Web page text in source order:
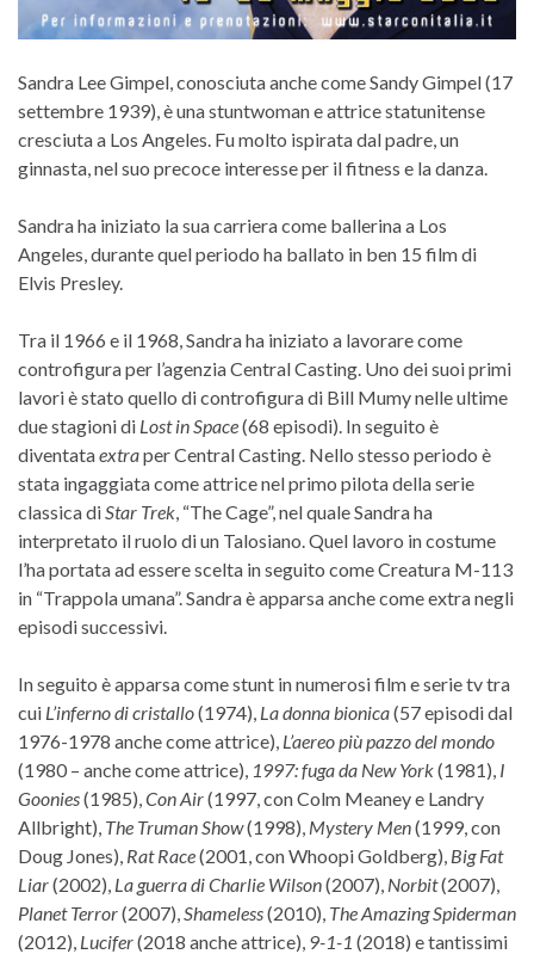
Sandra Lee Gimpel, conosciuta anche come Sandy Gimpel (17
settembre 1939), è una stuntwoman e attrice statunitense
cresciuta a Los Angeles. Fu molto ispirata dal padre, un
ginnasta, nel suo precoce interesse per il fitness e la danza.
Sandra ha iniziato la sua carriera come ballerina a Los
Angeles, durante quel periodo ha ballato in ben 15 film di
Elvis Presley.
Tra il 1966 e il 1968, Sandra ha iniziato a lavorare come
controfigura per l’agenzia Central Casting. Uno dei suoi primi
lavori è stato quello di controfigura di Bill Mumy nelle ultime
due stagioni di Lost in Space(68 episodi). In seguito è
diventataextraper Central Casting. Nello stesso periodo è
stata ingaggiata come attrice nel primo pilota della serie
classica di Star Trek , “The Cage”, nel quale Sandra ha
interpretato il ruolo di un Talosiano. Quel lavoro in costume
l’ha portata ad essere scelta in seguito come Creatura M-113
in “Trappola umana”. Sandra è apparsa anche come extra negli
episodi successivi.
In seguito è apparsa come stunt in numerosi film e serie tv tra
cui L’inferno di cristallo(1974), La donna bionica(57 episodi dal
1976-1978 anche come attrice), L’aereo più pazzo del mondo
(1980 – anche come attrice), 1997: fuga da New York(1981), I
Goonies(1985), Con Air(1997, con Colm Meaney e Landry
Allbright), The Truman Show(1998), Mystery Men(1999, con
Doug Jones), Rat Race(2001, con Whoopi Goldberg), Big Fat
Liar(2002), La guerra di Charlie Wilson(2007), Norbit(2007),
Planet Terror(2007), Shameless(2010), The Amazing Spiderman
(2012), Lucifer(2018 anche attrice), 9-1-1 (2018) e tantissimi